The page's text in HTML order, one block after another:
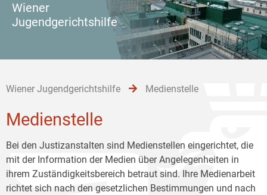
Wiener
Jugendgerichtshilfe
Wiener Jugendgerichtshilfe Medienstelle
Medienstelle
Bei den Justizanstalten sind Medienstellen eingerichtet, die
mit der Information der Medien über Angelegenheiten in
ihrem Zuständigkeitsbereich betraut sind. Ihre Medienarbeit
richtet sich nach den gesetzlichen Bestimmungen und nach